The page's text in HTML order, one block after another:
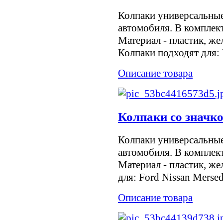
Колпаки
автомобиля. В
Материал - пластик,
Колпаки подходят
Описание товара
Колпаки со
Колпаки
автомобиля. В
Материал - пластик,
для: Ford Nissan
Описание товара